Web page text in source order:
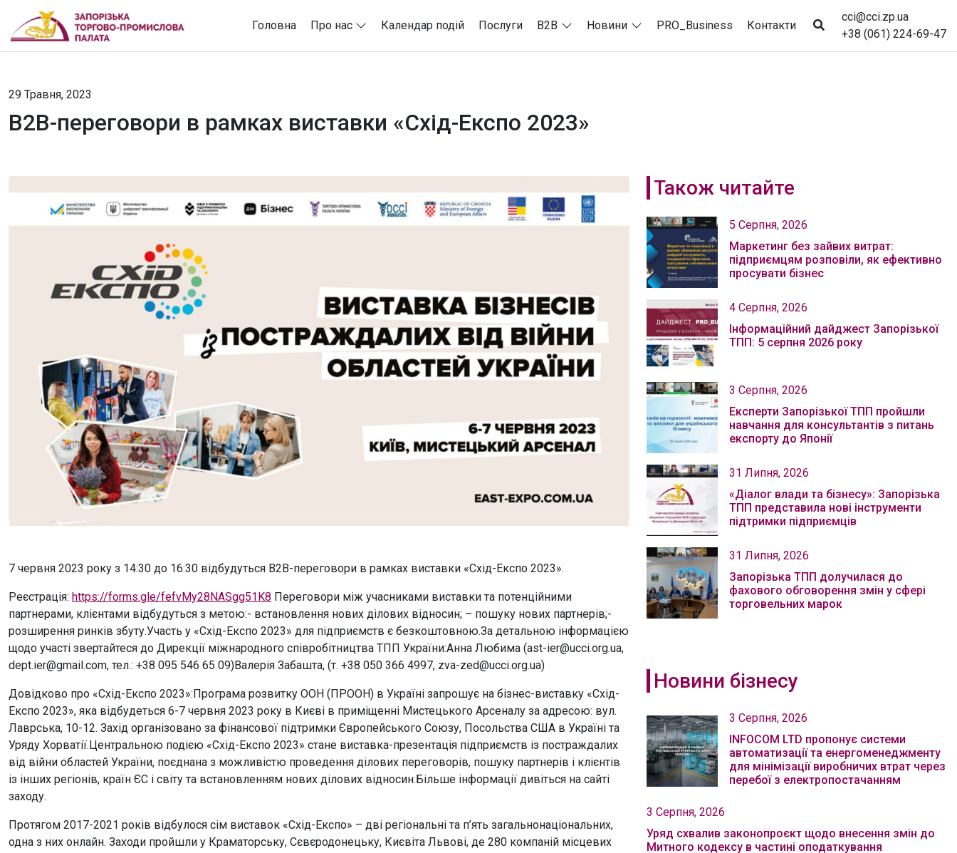
Головна Про нас Календар подій Послуги B2B Новини PRO_Business Контакти
cci@cci.zp.ua
+38 (061) 224-69-47
29 Травня, 2023
B2B-переговори в рамках виставки «Схід-Експо 2023»
7 червня 2023 року з 14:30 до 16:30 відбудуться B2B-переговори в рамках виставки «Схід-Експо 2023».
Реєстрація: https://forms.gle/fefvMy28NASgg51K8 Переговори між учасниками виставки та потенційними
партнерами, клієнтами відбудуться з метою:- встановлення нових ділових відносин; – пошукy нових партнерів;-
розширення ринків збуту.Участь у «Схід-Експо 2023» для підприємств є безкоштовною.За детальною інформацією
щодо участі звертайтеся до Дирекції міжнародного співробітництва ТПП України:Анна Любима (ast-ier@ucci.org.ua,
dept.ier@gmail.com, тел.: +38 095 546 65 09)Валерія Забашта, (т. +38 050 366 4997, zva-zed@ucci.org.ua)
Довідково про «Схід-Експо 2023»:Програма розвитку ООН (ПРООН) в Україні запрошує на бізнес-виставку «Схід-
Експо 2023», яка відбудеться 6-7 червня 2023 року в Києві в приміщенні Мистецького Арсеналу за адресою: вул.
Лаврська, 10-12. Захід організовано за фінансової підтримки Європейського Союзу, Посольства США в Україні та
Уряду Хорватії.Центральною подією «Схід-Експо 2023» стане виставка-презентація підприємств із постраждалих
від війни областей України, поєднана з можливістю проведення ділових переговорів, пошуку партнерів і клієнтів
із інших регіонів, країн ЄС і світу та встановленням нових ділових відносин.Більше інформації дивіться на сайті
заходу.
Протягом 2017-2021 років відбулося сім виставок «Схід-Експо» – дві регіональні та п’ять загальнонаціональних,
одна з них онлайн. Заходи пройшли у Краматорську, Сєвєродонецьку, Києвіта Львові, де 280 компаній місцевих
Також читайте
5 Серпня, 2026
Маркетинг без зайвих витрат:
підприємцям розповіли, як ефективно
просувати бізнес
4 Серпня, 2026
Інформаційний дайджест Запорізької
ТПП: 5 серпня 2026 року
3 Серпня, 2026
Експерти Запорізької ТПП пройшли
навчання для консультантів з питань
експорту до Японії
31 Липня, 2026
«Діалог влади та бізнесу»: Запорізька
ТПП представила нові інструменти
підтримки підприємців
31 Липня, 2026
Запорізька ТПП долучилася до
фахового обговорення змін у сфері
торговельних марок
Новини бізнесу
3 Серпня, 2026
INFOCOM LTD пропонує системи
автоматизації та енергоменеджменту
для мінімізації виробничих втрат через
перебої з електропостачанням
3 Серпня, 2026
Уряд схвалив законопроєкт щодо внесення змін до
Митного кодексу в частині оподаткування